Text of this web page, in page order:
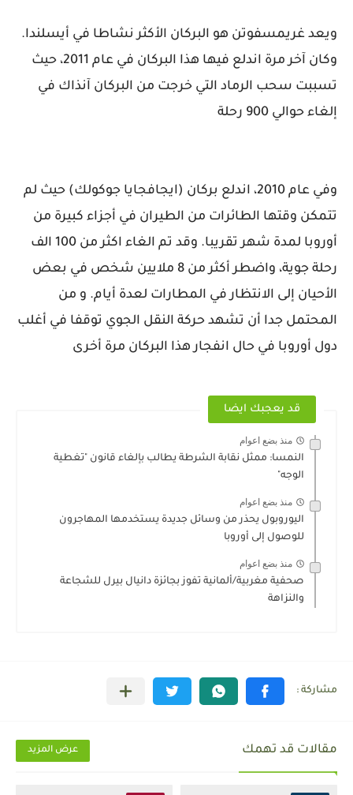
ويعد غريمسفوتن هو البركان الأكثر نشاطا في أيسلندا.
وكان آخر مرة اندلع فيها هذا البركان في عام 2011، حيث
تسببت سحب الرماد التي خرجت من البركان آنذاك في
إلغاء حوالي 900 رحلة
وفي عام 2010، اندلع بركان (ايجافجايا جوكولك)
حيث لم
تتمكن وقتها الطائرات من الطيران في أجزاء كبيرة من
أوروبا لمدة شهر تقريبا. وقد تم الغاء اكثر من 100 الف
رحلة جوية، واضطر أكثر من 8 ملايين شخص في بعض
الأحيان إلى الانتظار في المطارات لعدة أيام. و من
المحتمل جدا أن تشهد حركة النقل الجوي توقفا في أغلب
دول أوروبا في حال انفجار هذا البركان مرة أخرى
قد يعجبك ايضا
منذ بضع اعوام
النمسا: ممثل نقابة الشرطة يطالب بإلغاء قانون "تغطية
الوجه"
منذ بضع اعوام
اليوروبول يحذر من وسائل جديدة يستخدمها المهاجرون
للوصول إلى أوروبا
منذ بضع اعوام
صحفية مغربية/ألمانية تفوز بجائزة دانيال بيرل للشجاعة
والنزاهة
مقالات قد تهمك عرض المزيد